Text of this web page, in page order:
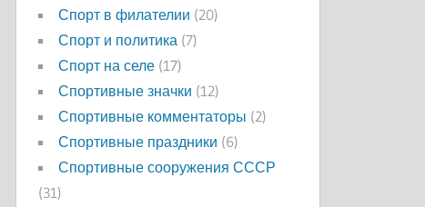
Спорт в филателии (20)
Спорт и политика (7)
Спорт на селе (17)
Спортивные значки (12)
Спортивные комментаторы (2)
Спортивные праздники (6)
Спортивные сооружения СССР
(31)